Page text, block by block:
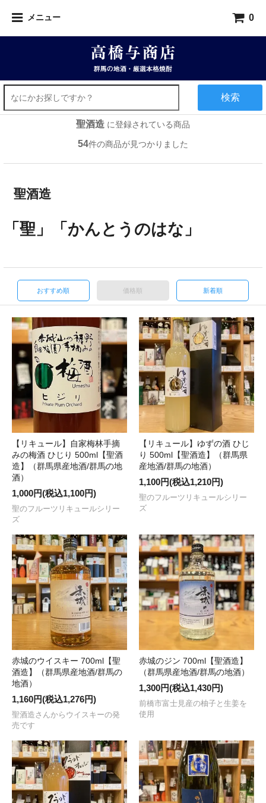
メニュー 0
検索
聖酒造 に登録されている商品
54件の商品が見つかりました
聖酒造
「聖」「かんとうのはな」
おすすめ順 価格順 新着順
【リキュール】自家梅林手摘
みの梅酒 ひじり 500ml【聖酒
造】（群馬県産地酒/群馬の地
酒）
1,000円(税込1,100円)
聖のフルーツリキュールシリー
ズ
【リキュール】ゆずの酒 ひじ
り 500ml【聖酒造】（群馬県
産地酒/群馬の地酒）
1,100円(税込1,210円)
聖のフルーツリキュールシリー
ズ
赤城のウイスキー 700ml【聖
酒造】（群馬県産地酒/群馬の
地酒）
1,160円(税込1,276円)
聖酒造さんからウイスキーの発
売です
赤城のジン 700ml【聖酒造】
（群馬県産地酒/群馬の地酒）
1,300円(税込1,430円)
前橋市富士見産の柚子と生姜を
使用